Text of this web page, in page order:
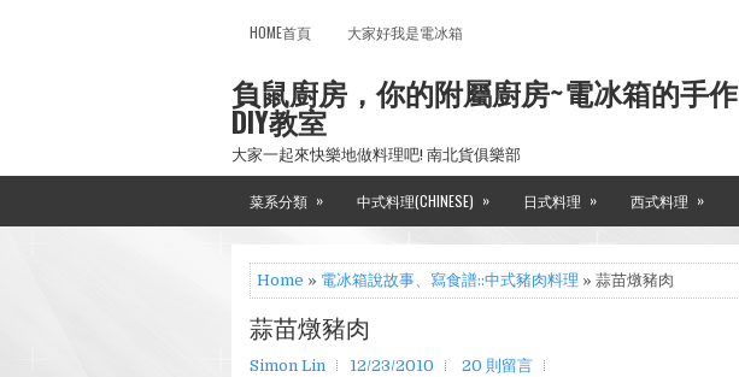
HOME首頁 大家好我是電冰箱
負鼠廚房，你的附屬廚房~電冰箱的手作
DIY教室
大家一起來快樂地做料理吧! 南北貨俱樂部
菜系分類 » 中式料理(CHINESE) » 日式料理 » 西式料理 »
Home » 電冰箱說故事、寫食譜::中式豬肉料理 » 蒜苗燉豬肉
蒜苗燉豬肉
Simon Lin 12/23/2010 20 則留言